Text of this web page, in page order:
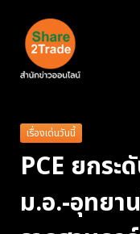
เรื่องเด่นวันนี้
PCE ยกร
ม.อ.-อุทยา